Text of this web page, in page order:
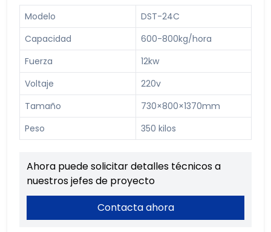
Modelo
DST-24C
Capacidad
600-800kg/hora
Fuerza
12kw
Voltaje
220v
Tamaño
730×800×1370mm
Peso
350 kilos
Ahora puede solicitar detalles técnicos a
nuestros jefes de proyecto
Contacta ahora